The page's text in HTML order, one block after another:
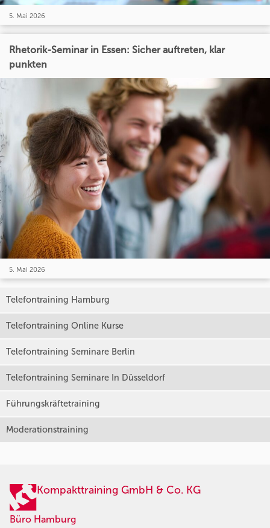
5. Mai 2026
Rhetorik-Seminar in Essen: Sicher auftreten, klar
punkten
5. Mai 2026
Telefontraining Hamburg
Telefontraining Online Kurse
Telefontraining Seminare Berlin
Telefontraining Seminare In Düsseldorf
Führungskräftetraining
Moderationstraining
Kompakttraining GmbH & Co. KG
Büro Hamburg